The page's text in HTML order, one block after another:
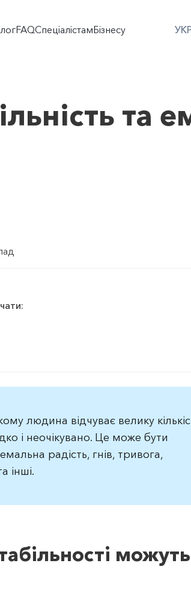
FAQСпеціалістамБізнесу
та
людина відчуває велику
і неочікувано. Це може бути
радість, гнів, тривога,
інші.
можуть